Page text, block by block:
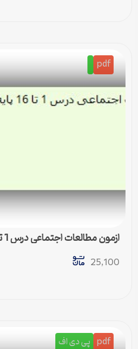
pdf
ازمون مطالعات اجتماعی درس 1 تا 16 پایه سوم ابتدایی
25,100
pdf پی دی اف